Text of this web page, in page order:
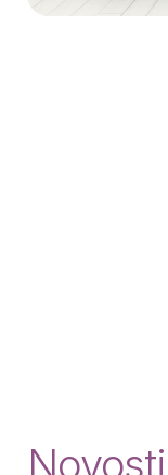
Novosti